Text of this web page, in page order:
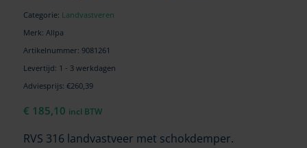
Categorie: Landvastveren
Merk: Allpa
Artikelnummer: 9081261
Levertijd: 1 - 3 werkdagen
Adviesprijs: €260,39
€ 185,10 incl BTW
RVS 316 landvastveer met schokdemper.